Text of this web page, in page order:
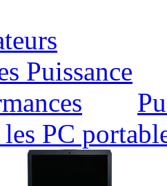
PC